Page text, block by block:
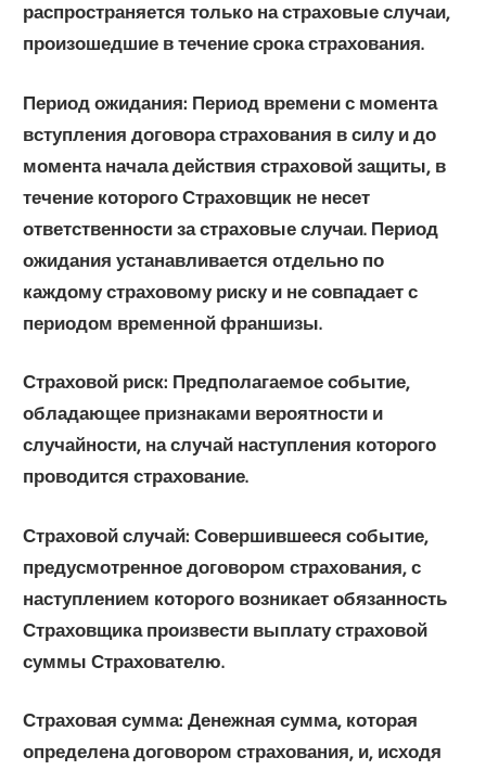
распространяется только на страховые случаи,
произошедшие в течение срока страхования.
Период ожидания: Период времени с момента
вступления договора страхования в силу и до
момента начала действия страховой защиты, в
течение которого Страховщик не несет
ответственности за страховые случаи. Период
ожидания устанавливается отдельно по
каждому страховому риску и не совпадает с
периодом временной франшизы.
Страховой риск: Предполагаемое событие,
обладающее признаками вероятности и
случайности, на случай наступления которого
проводится страхование.
Страховой случай: Совершившееся событие,
предусмотренное договором страхования, с
наступлением которого возникает обязанность
Страховщика произвести выплату страховой
суммы Страхователю.
Страховая сумма: Денежная сумма, которая
определена договором страхования, и, исходя